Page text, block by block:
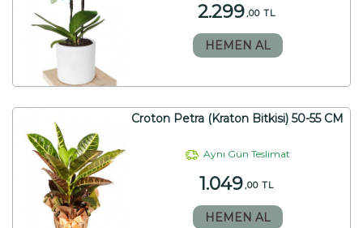
2.299,00 TL
HEMEN AL
Croton Petra (Kraton Bitkisi) 50-55 CM
Aynı Gün Teslimat
1.049,00 TL
HEMEN AL